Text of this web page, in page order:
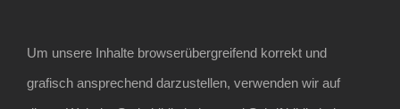
Um unsere Inhalte browserübergreifend korrekt und
grafisch ansprechend darzustellen, verwenden wir auf